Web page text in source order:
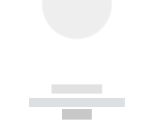
------------
----------- -----------